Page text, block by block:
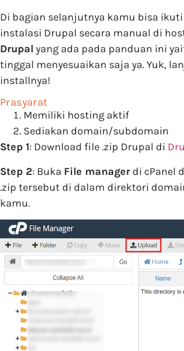
Di bagian selanjutnya kamu bisa
instalasi Drupal secara manual di
Drupal yang ada pada panduan ini
tinggal menyesuaikan saja ya. Yuk,
installnya!
Prasyarat
Memiliki hosting aktif
Sediakan domain/subdomain
Step 1: Download file .zip Drupal di
Step 2: Buka File manager di cPanel
.zip tersebut di dalam direktori
kamu.